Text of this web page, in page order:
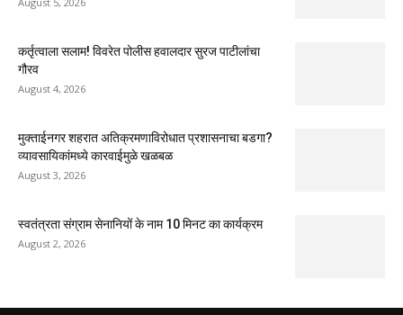
कर्तृत्वाला सलाम! विवरेत पोलीस हवालदार सुरज पाटीलांचा
गौरव
August 4, 2026
मुक्ताईनगर शहरात अतिक्रमणाविरोधात प्रशासनाचा बडगा?
व्यावसायिकांमध्ये कारवाईमुळे खळबळ
August 3, 2026
स्वतंत्रता संग्राम सेनानियों के नाम 10 मिनट का कार्यक्रम
August 2, 2026